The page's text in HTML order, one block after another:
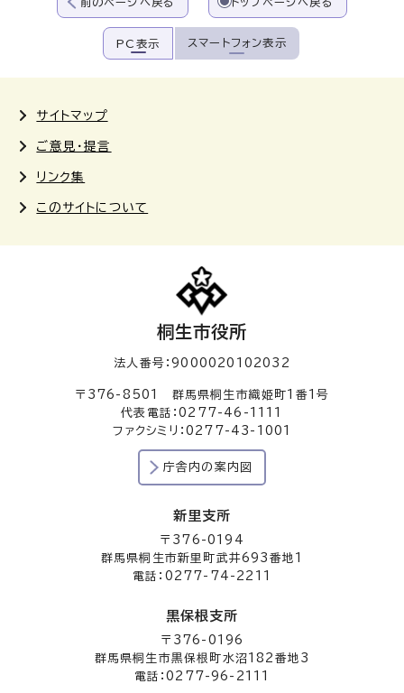
PC表示 スマートフォン表示
サイトマップ
ご意見・提言
リンク集
このサイトについて
桐生市役所
法人番号：9000020102032
〒376-8501 群馬県桐生市織姫町1番1号
代表電話：0277-46-1111
ファクシミリ：0277-43-1001
庁舎内の案内図
新里支所
〒376-0194
群馬県桐生市新里町武井693番地1
電話：0277-74-2211
黒保根支所
〒376-0196
群馬県桐生市黒保根町水沼182番地3
電話：0277-96-2111